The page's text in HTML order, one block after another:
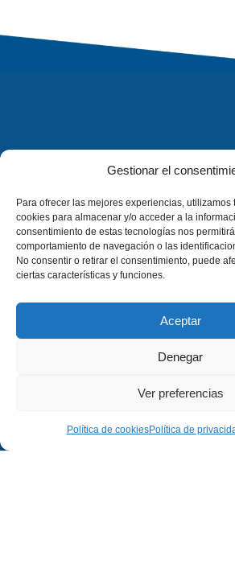
Gestionar el
Para ofrecer las mejores experiencias,
cookies para almacenar y/o acceder a la
consentimiento de estas tecnologías nos
comportamiento de navegación o las
No consentir o retirar el consentimiento, puede
ciertas características y funciones.
Aceptar
Denegar
Ver preferencias
Política de cookiesPolítica de
Empresa Legal